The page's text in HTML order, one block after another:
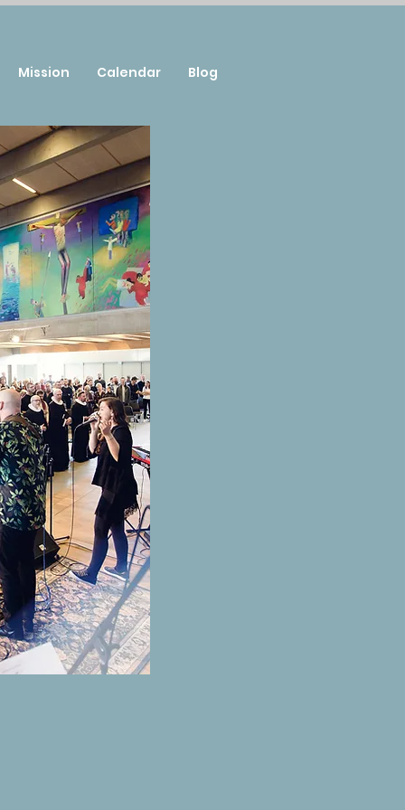
Mission Calendar Blog